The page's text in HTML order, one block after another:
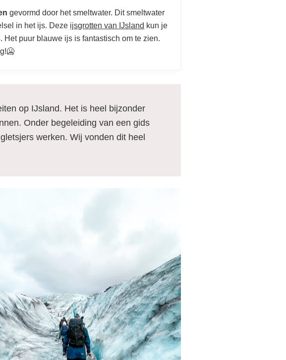
&
gevormd door het smeltwater. Dit smeltwater
in het ijs. Deze ijsgrotten van IJsland kun je
puur blauwe ijs is fantastisch om te zien.
op IJsland. Het is heel bijzonder
Onder begeleiding van een gids
werken. Wij vonden dit heel